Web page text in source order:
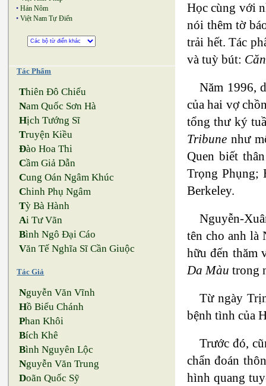
• Hán Nôm
• Việt Nam Tự Điển
Tác Phẩm
Thiên Đô Chiếu
Nam Quốc Sơn Hà
Hịch Tướng Sĩ
Truyện Kiều
Đào Hoa Thi
Cầm Giả Dẫn
Cung Oán Ngâm Khúc
Chinh Phụ Ngâm
Tỳ Bà Hành
Ai Tư Vãn
Bình Ngô Đại Cáo
Văn Tế Nghĩa Sĩ Cần Giuộc
Tác Giả
Nguyễn Văn Vĩnh
Hồ Biểu Chánh
Phan Khôi
Bích Khê
Bình Nguyên Lộc
Nguyễn Văn Trung
Doãn Quốc Sỹ
Học cùng với
nói thêm tờ
trải hết. Tác
và tuỳ bút:
Năm 1996,
của hai vợ
tổng thư ký
Tribune như
Quen biết
Trọng Phụng;
Berkeley.
Nguyễn-
tên cho anh là
hữu đến thăm
Da Màu trong
Từ ngày
bệnh tình của
Trước đó,
chẩn đoán
hình quang